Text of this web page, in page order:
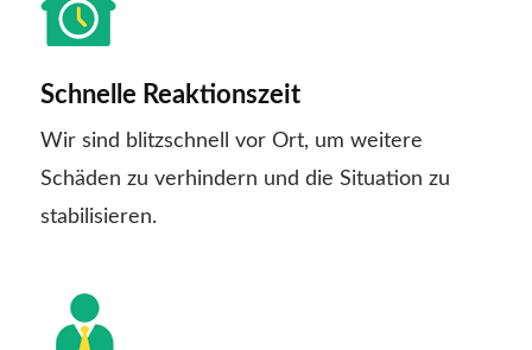
Schnelle Reaktionszeit
Wir sind blitzschnell vor Ort, um weitere
Schäden zu verhindern und die Situation zu
stabilisieren.